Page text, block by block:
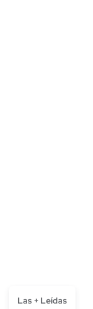
Las + Leídas